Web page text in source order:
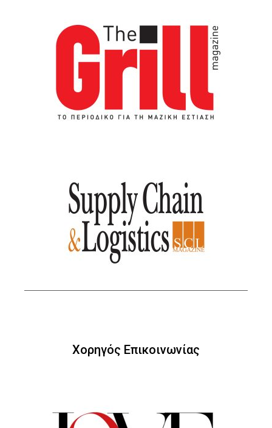
Χορηγός Επικοινωνίας